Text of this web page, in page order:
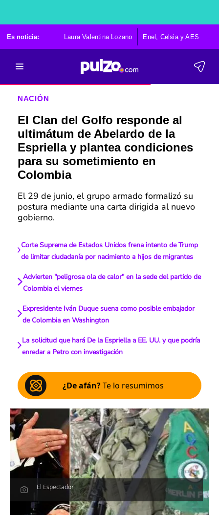
Es noticia: Laura Valentina Lozano Enel, Celsia y AES
NACIÓN
El Clan del Golfo responde al
ultimátum de Abelardo de la
Espriella y plantea condiciones
para su sometimiento en
Colombia
El 29 de junio, el grupo armado formalizó su
postura mediante una carta dirigida al nuevo
gobierno.
Corte Suprema de Estados Unidos frena intento de Trump
de limitar ciudadanía por nacimiento a hijos de migrantes
Advierten "peligrosa ola de calor" en la sede del partido de
Colombia el viernes
Expresidente Iván Duque suena como posible embajador
de Colombia en Washington
La solicitud que hará De la Espriella a EE. UU. y que podría
enredar a Petro con investigación
¿De afán?Te lo resumimos
El Espectador
Escucha el artículo